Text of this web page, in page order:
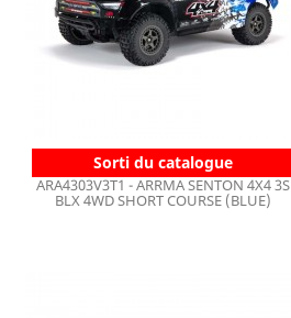
Sorti du catalogue
ARA4303V3T1 - ARRMA SENTON 4X4 3S
BLX 4WD SHORT COURSE (BLUE)